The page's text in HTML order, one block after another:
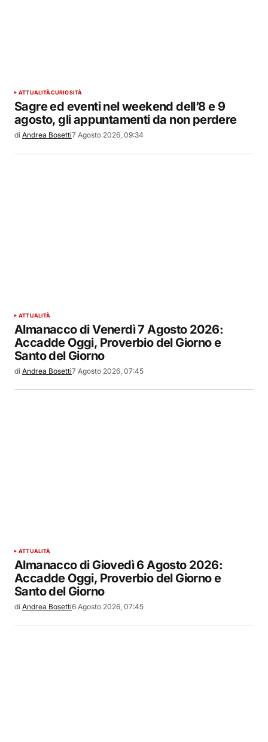
ATTUALITÀCURIOSITÀ
Sagre ed eventi nel weekend dell’8 e 9
agosto, gli appuntamenti da non perdere
di Andrea Bosetti7 Agosto 2026, 09:34
ATTUALITÀ
Almanacco di Venerdì 7 Agosto 2026:
Accadde Oggi, Proverbio del Giorno e
Santo del Giorno
di Andrea Bosetti7 Agosto 2026, 07:45
ATTUALITÀ
Almanacco di Giovedì 6 Agosto 2026:
Accadde Oggi, Proverbio del Giorno e
Santo del Giorno
di Andrea Bosetti6 Agosto 2026, 07:45